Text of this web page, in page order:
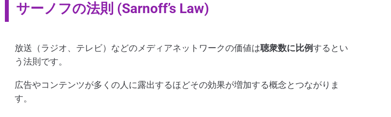
サーノフの法則 (Sarnoff’s Law)
放送（ラジオ、テレビ）などのメディアネットワークの価値は聴衆数に比例するとい
う法則です。
広告やコンテンツが多くの人に露出するほどその効果が増加する概念とつながりま
す。